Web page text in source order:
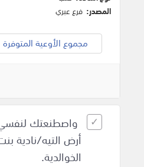
المصدر: فرع عبري
مجموع الأوعية المتوفرة :
واصطنعتك
أرض التيه/نادية
الخوالدية.